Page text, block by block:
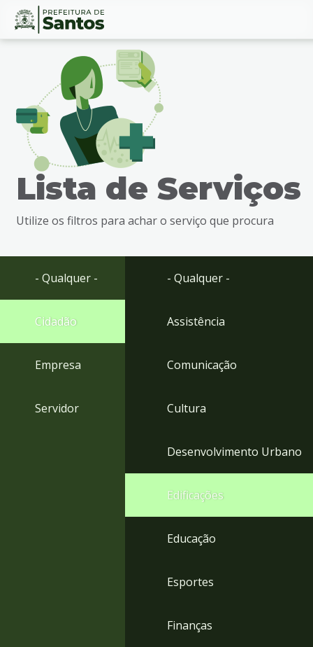
Ir
busca
Ir
rodapé
Conteúdo
Lista de Serviços
Utilize os filtros para achar o serviço que procura
- Qualquer -
Cidadão
Empresa
Servidor
- Qualquer -
Assistência
Comunicação
Cultura
Desenvolvimento Urbano
Edificações
Educação
Esportes
Finanças